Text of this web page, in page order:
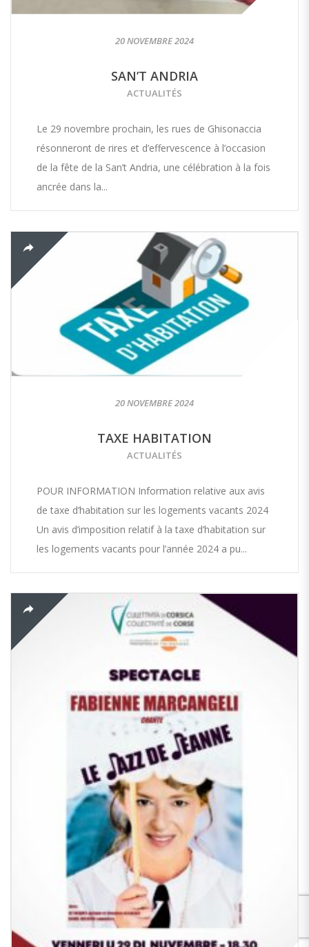
20 NOVEMBRE 2024
SAN’T ANDRIA
ACTUALITÉS
Le 29 novembre prochain, les rues de Ghisonaccia
résonneront de rires et d’effervescence à l’occasion
de la fête de la San’t Andria, une célébration à la fois
ancrée dans la...
20 NOVEMBRE 2024
TAXE HABITATION
ACTUALITÉS
POUR INFORMATION Information relative aux avis
de taxe d’habitation sur les logements vacants 2024
Un avis d’imposition relatif à la taxe d’habitation sur
les logements vacants pour l’année 2024 a pu...